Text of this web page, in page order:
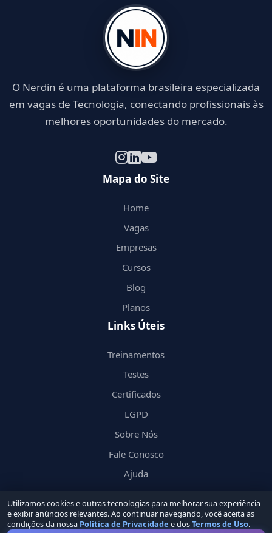
O Nerdin é uma plataforma brasileira especializada
em vagas de Tecnologia, conectando profissionais às
melhores oportunidades do mercado.
Mapa do Site
Home
Vagas
Empresas
Cursos
Blog
Planos
Links Úteis
Treinamentos
Testes
Certificados
LGPD
Sobre Nós
Fale Conosco
Ajuda
© 2026 Nerdinby Groupin Labs. Todos os direitos reservados.
Utilizamos cookies e outras tecnologias para melhorar sua experiência
e exibir anúncios relevantes. Ao continuar navegando, você aceita as
condições da nossa Política de Privacidade e dosTermos de Uso.